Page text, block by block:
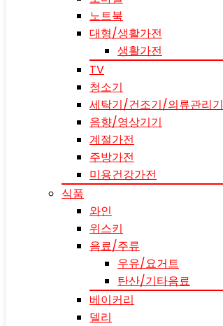
노트북
대형/생활가전
생활가전
TV
청소기
세탁기/건조기/의류관리기
음향/영상기기
계절가전
주방가전
미용건강가전
식품
와인
위스키
음료/주류
우유/요거트
탄산/기타음료
베이커리
델리